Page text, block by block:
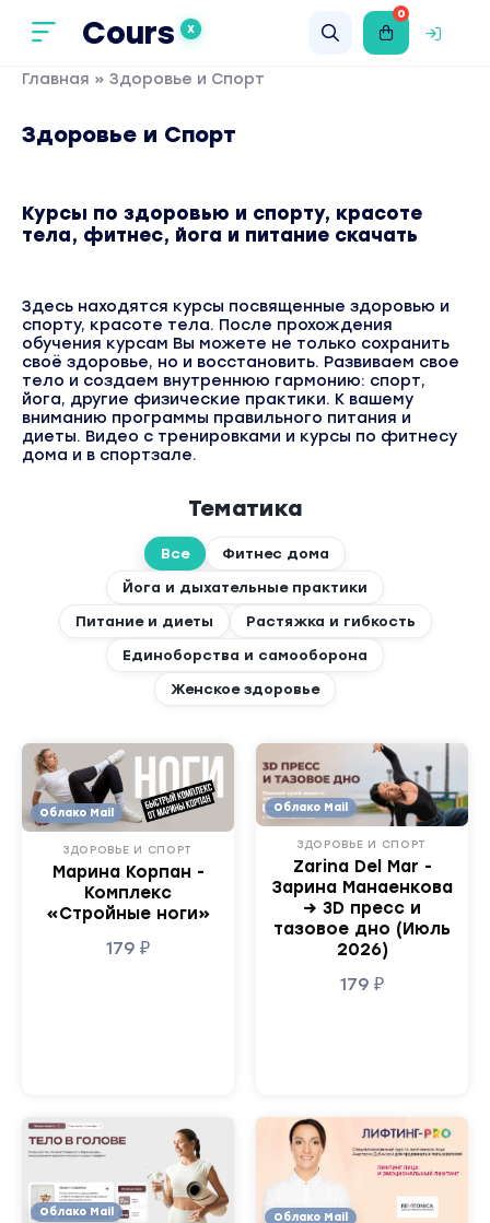
Cours X
0
Главная » Здоровье и Спорт
Здоровье и Спорт
Курсы по здоровью и спорту, красоте
тела, фитнес, йога и питание скачать
Здесь находятся курсы посвященные здоровью и
спорту, красоте тела. После прохождения
обучения курсам Вы можете не только сохранить
своё здоровье, но и восстановить. Развиваем свое
тело и создаем внутреннюю гармонию: спорт,
йога, другие физические практики. К вашему
вниманию программы правильного питания и
диеты. Видео с тренировками и курсы по фитнесу
дома и в спортзале.
Тематика
Все Фитнес дома
Йога и дыхательные практики
Питание и диеты Растяжка и гибкость
Единоборства и самооборона
Женское здоровье
Облако Mail
ЗДОРОВЬЕ И СПОРТ
Марина Корпан -
Комплекс
«Стройные ноги»
179 ₽
Облако Mail
ЗДОРОВЬЕ И СПОРТ
Zarina Del Mar -
Зарина Манаенкова
→ 3D пресс и
тазовое дно (Июль
2026)
179 ₽
Облако Mail Облако Mail